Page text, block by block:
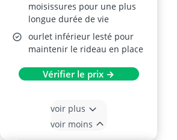
moisissures pour une plus
longue durée de vie
ourlet inférieur lesté pour
maintenir le rideau en place
Vérifier le prix →
voir plus
voir moins